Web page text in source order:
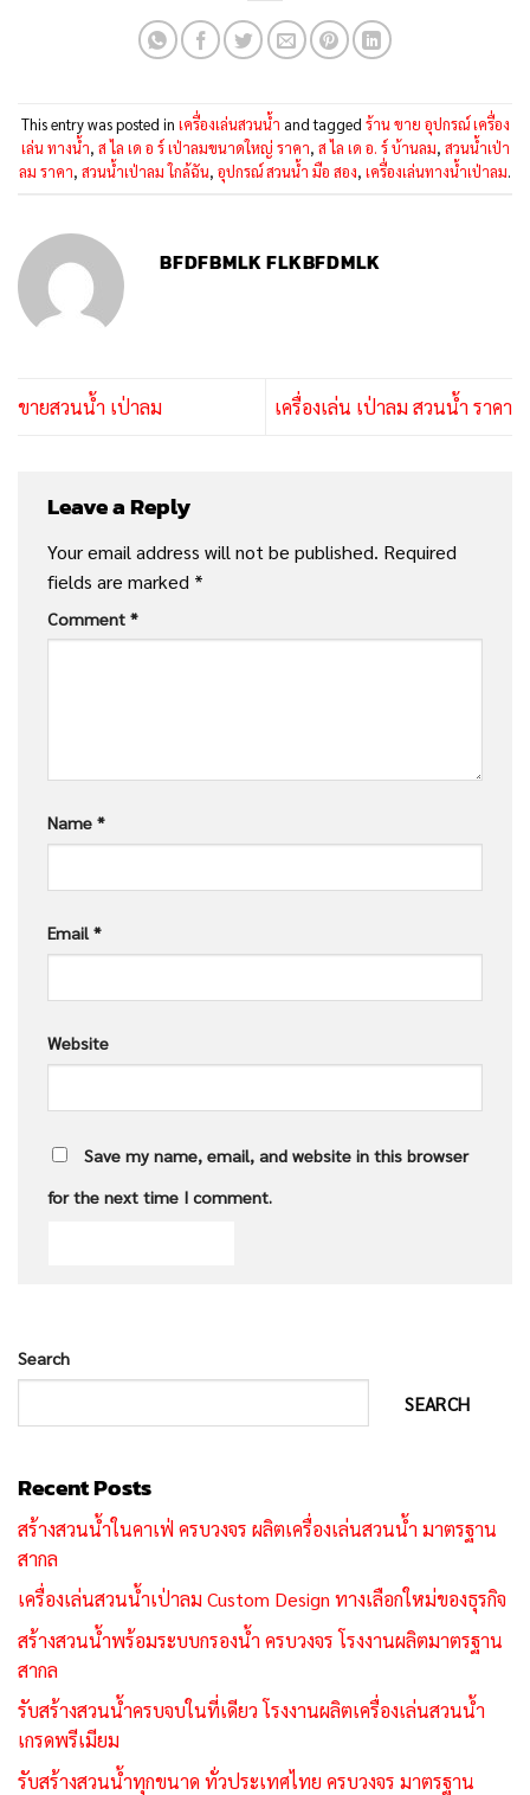
This entry was posted in เครื่องเล่นสวนน้ำ and tagged ร้าน ขาย อุปกรณ์ เครื่อง
เล่น ทางน้ำ, ส ไล เด อ ร์ เป่าลมขนาดใหญ่ ราคา, ส ไล เด อ. ร์ บ้านลม, สวนน้ำเป่า
ลม ราคา, สวนน้ำเป่าลม ใกล้ฉัน, อุปกรณ์ สวนน้ำ มือ สอง, เครื่องเล่นทางน้ำเป่าลม.
BFDFBMLK FLKBFDMLK
ขายสวนน้ำ เป่าลม เครื่องเล่น เป่าลม สวนน้ำ ราคา
Leave a Reply
Your email address will not be published. Required
fields are marked *
Comment *
Name *
Email *
Website
Save my name, email, and website in this browser
for the next time I comment.
Search
SEARCH
Recent Posts
สร้างสวนน้ำในคาเฟ่ ครบวงจร ผลิตเครื่องเล่นสวนน้ำ มาตรฐาน
สากล
เครื่องเล่นสวนน้ำเป่าลม Custom Design ทางเลือกใหม่ของธุรกิจ
สร้างสวนน้ำพร้อมระบบกรองน้ำ ครบวงจร โรงงานผลิตมาตรฐาน
สากล
รับสร้างสวนน้ำครบจบในที่เดียว โรงงานผลิตเครื่องเล่นสวนน้ำ
เกรดพรีเมียม
รับสร้างสวนน้ำทุกขนาด ทั่วประเทศไทย ครบวงจร มาตรฐาน